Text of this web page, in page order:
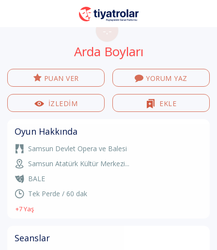
-.-
Arda Boyları
PUAN VER YORUM YAZ
İZLEDİM EKLE
Oyun Hakkında
Samsun Devlet Opera ve Balesi
Samsun Atatürk Kültür Merkezi...
BALE
Tek Perde / 60 dak
+7 Yaş
Seanslar